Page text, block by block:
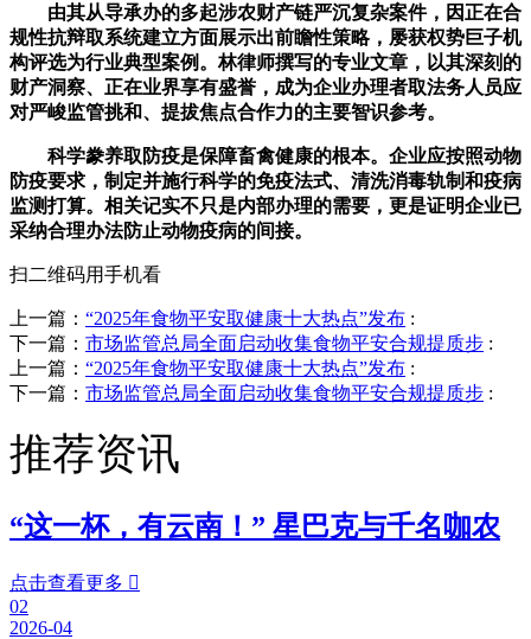
由其从导承办的多起涉农财产链严沉复杂案件，因正在合
规性抗辩取系统建立方面展示出前瞻性策略，屡获权势巨子机
构评选为行业典型案例。林律师撰写的专业文章，以其深刻的
财产洞察、正在业界享有盛誉，成为企业办理者取法务人员应
对严峻监管挑和、提拔焦点合作力的主要智识参考。
科学豢养取防疫是保障畜禽健康的根本。企业应按照动物
防疫要求，制定并施行科学的免疫法式、清洗消毒轨制和疫病
监测打算。相关记实不只是内部办理的需要，更是证明企业已
采纳合理办法防止动物疫病的间接。
扫二维码用手机看
上一篇： “2025年食物平安取健康十大热点”发布 :
下一篇： 市场监管总局全面启动收集食物平安合规提质步 :
上一篇： “2025年食物平安取健康十大热点”发布 :
下一篇： 市场监管总局全面启动收集食物平安合规提质步 :
推荐资讯
“这一杯，有云南！” 星巴克与千名咖农
点击查看更多 
02
2026-04